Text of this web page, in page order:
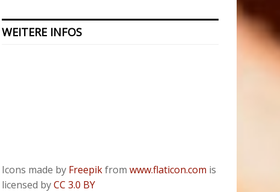
WEITERE INFOS
Icons made by Freepikfrom www.flaticon.com is
licensed byCC 3.0 BY